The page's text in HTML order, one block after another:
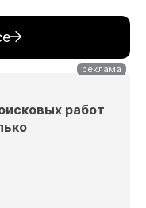
работ